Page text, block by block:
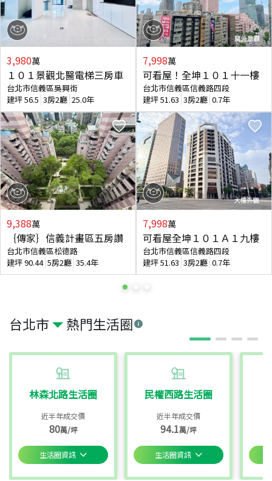
台北市 熱門生活圈
林森北路生活圈
近半年成交價
80萬/坪
生活圈資訊
民權西路生活圈
近半年成交價
94.1萬/坪
生活圈資訊
3,980萬
１０１景觀北醫電梯三房車
台北市信義區吳興街
建坪56.5 3房2廳 25.0年
9,388萬
｛傳家｝信義計畫區五房讚
台北市信義區松德路
建坪90.44 5房2廳 35.4年
7,998萬
可看屋！全坤１０１十一樓
台北市信義區信義路四段
建坪51.63 3房2廳 0.7年
7,998萬
可看屋全坤１０１Ａ１九樓
台北市信義區信義路四段
建坪51.63 3房2廳 0.7年